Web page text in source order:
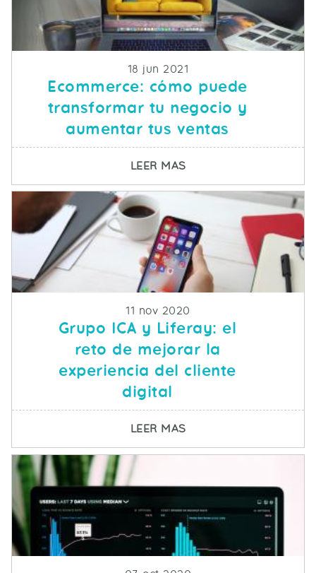
Fecha de publicacion
18 jun 2021
Ecommerce: cómo puede
transformar tu negocio y
aumentar tus ventas
LEER MASSOBRE ECOMMERCE:
Fecha de publicacion
11 nov 2020
Grupo ICA y Liferay: el
reto de mejorar la
experiencia del cliente
digital
LEER MASSOBRE GRUPO ICA Y